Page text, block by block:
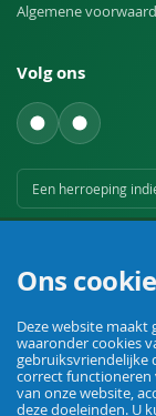
Algemene
Volg ons
Een herroeping
Uw vakhandel voor
Ons
Deze website
waaronder cookies
gebruiksvriendelijke
correct functioneren
van onze website,
deze doeleinden. U